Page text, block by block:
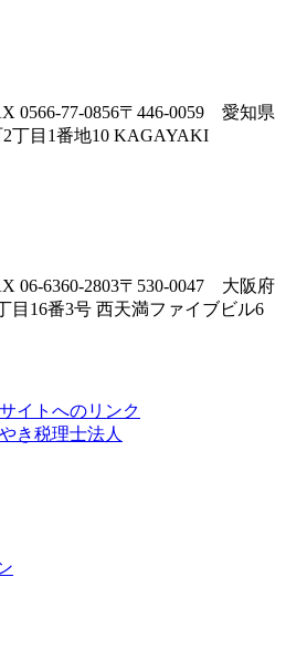
0566-77-0856〒446-0059 愛知県
丁目1番地10 KAGAYAKI
06-6360-2803〒530-0047 大阪府
目16番3号 西天満ファイブビル6